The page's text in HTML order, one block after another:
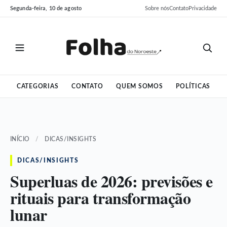
Pular
para
Pular
para
Segunda-feira, 10 de agosto Sobre nósContatoPrivacidade
CATEGORIAS CONTATO QUEM SOMOS POLÍTICAS
INÍCIO / DICAS/INSIGHTS
DICAS/INSIGHTS
Superluas de 2026: previsões e
rituais para transformação
lunar